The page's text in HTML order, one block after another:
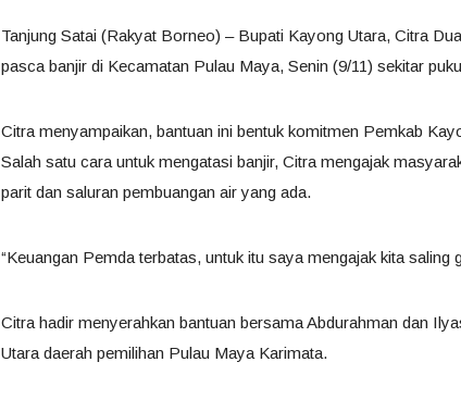
Tanjung Satai (Rakyat Borneo) – Bupati Kayong Utara, Citra
pasca banjir di Kecamatan Pulau Maya, Senin (9/11) sekitar
Citra menyampaikan, bantuan ini bentuk komitmen Pemkab
Salah satu cara untuk mengatasi banjir, Citra mengajak
parit dan saluran pembuangan air yang ada.
“Keuangan Pemda terbatas, untuk itu saya mengajak kita saling
Citra hadir menyerahkan bantuan bersama Abdurahman dan
Utara daerah pemilihan Pulau Maya Karimata.